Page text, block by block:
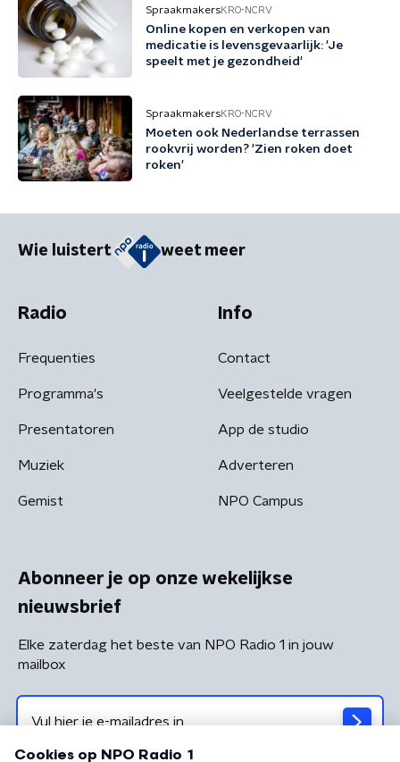
SpraakmakersKRO-NCRV
Online kopen en verkopen van
medicatie is levensgevaarlijk: 'Je
speelt met je gezondheid'
SpraakmakersKRO-NCRV
Moeten ook Nederlandse terrassen
rookvrij worden? 'Zien roken doet
roken'
Wie luistert weet meer
Radio
Frequenties
Programma's
Presentatoren
Muziek
Gemist
Info
Contact
Veelgestelde vragen
App de studio
Adverteren
NPO Campus
Abonneer je op onze wekelijkse
nieuwsbrief
Elke zaterdag het beste van NPO Radio 1 in jouw
mailbox